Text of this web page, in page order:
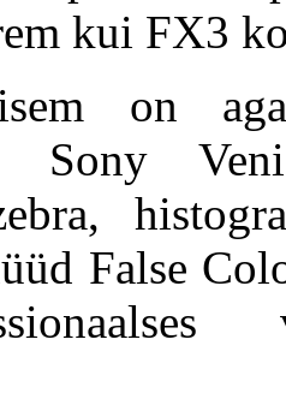
kui FX3
on
Sony
False